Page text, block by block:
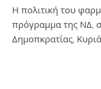
Η πολιτική του
πρόγραμμα της ΝΔ,
Δημοπκρατίας,